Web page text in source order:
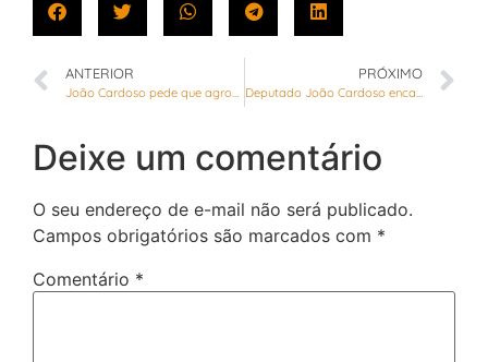
ANTERIOR
João Cardoso pede que agropecuárias e petshops permaneçam abertos durante ações de combate ao coronavírus
PRÓXIMO
Deputado João Cardoso encaminha sugestões acerca da Campanha de Vacinação contra a gripe no DF
Deixe um comentário
O seu endereço de e-mail não será publicado.
Campos obrigatórios são marcados com *
Comentário *